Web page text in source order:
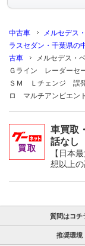
中古車 メルセデス
ラスセダン・千葉県の
古車
メルセデス・
Ｇライン レーダー
ＳＭ Ｌチェンジ 誤
ロ マルチアンビエン
車買取
話なし
【日本
想以上の
質問はコチ
推奨環境